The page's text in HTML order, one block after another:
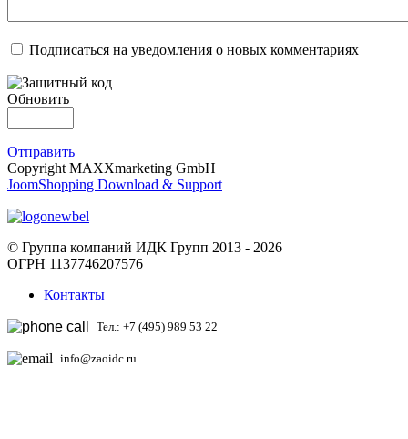
Подписаться на уведомления о новых комментариях
Обновить
Отправить
Copyright MAXXmarketing GmbH
JoomShopping Download & Support
© Группа компаний ИДК Групп 2013 - 2026
ОГРН 1137746207576
Контакты
Тел.: +7 (495) 989 53 22
info@zaoidc.ru